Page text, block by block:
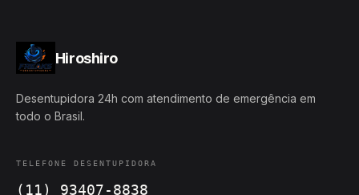
Hiroshiro
Desentupidora 24h com atendimento de emergência em
todo o Brasil.
TELEFONE DESENTUPIDORA
(11) 93407-8838